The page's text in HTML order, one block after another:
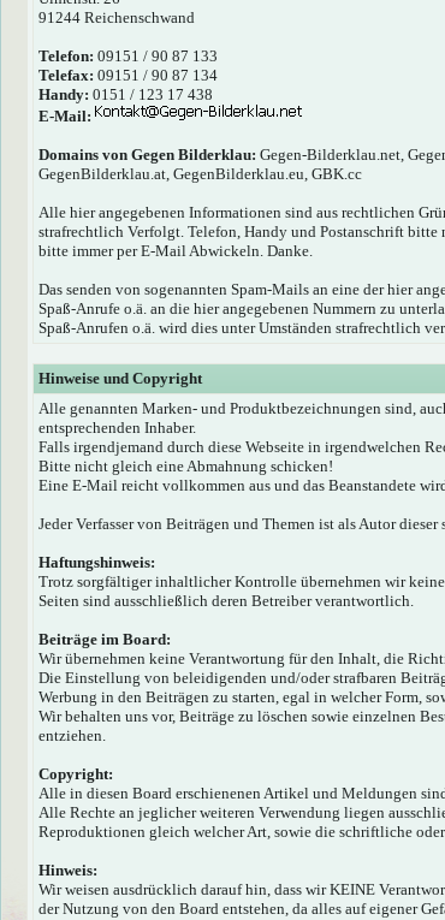
91244 Reichenschwand
Telefon: 09151 / 90 87 133
Telefax: 09151 / 90 87 134
Handy: 0151 / 123 17 438
E-Mail:
Domains von Gegen Bilderklau: Gegen-Bilderklau.net,
GegenBilderklau.at, GegenBilderklau.eu, GBK.cc
Alle hier angegebenen Informationen sind aus rechtlichen
strafrechtlich Verfolgt. Telefon, Handy und Postanschrift
bitte immer per E-Mail Abwickeln. Danke.
Das senden von sogenannten Spam-Mails an eine der hier
Spaß-Anrufe o.ä. an die hier angegebenen Nummern zu
Spaß-Anrufen o.ä. wird dies unter Umständen strafrechtlich
Hinweise und Copyright
Alle genannten Marken- und Produktbezeichnungen sind,
entsprechenden Inhaber.
Falls irgendjemand durch diese Webseite in irgendwelchen
Bitte nicht gleich eine Abmahnung schicken!
Eine E-Mail reicht vollkommen aus und das Beanstandete
Jeder Verfasser von Beiträgen und Themen ist als Autor
Haftungshinweis:
Trotz sorgfältiger inhaltlicher Kontrolle übernehmen wir
Seiten sind ausschließlich deren Betreiber verantwortlich.
Beiträge im Board:
Wir übernehmen keine Verantwortung für den Inhalt, die
Die Einstellung von beleidigenden und/oder strafbaren
Werbung in den Beiträgen zu starten, egal in welcher Form,
Wir behalten uns vor, Beiträge zu löschen sowie einzelnen
entziehen.
Copyright:
Alle in diesen Board erschienenen Artikel und Meldungen
Alle Rechte an jeglicher weiteren Verwendung liegen
Reproduktionen gleich welcher Art, sowie die schriftliche
Hinweis:
Wir weisen ausdrücklich darauf hin, dass wir KEINE
der Nutzung von den Board entstehen, da alles auf eigener